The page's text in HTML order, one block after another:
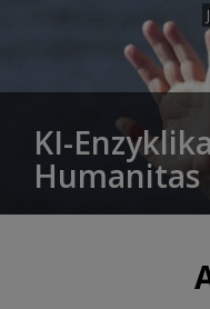
KI-
Humanitas